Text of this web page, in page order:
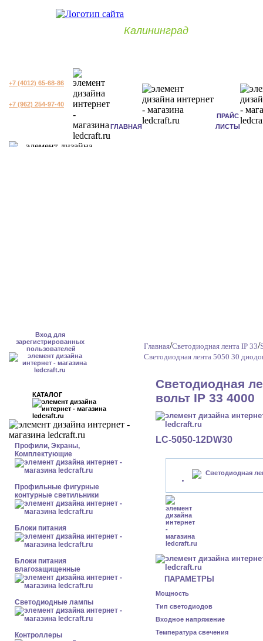
Калининград
+7 (4012) 65-68-86
+7 (962) 254-97-40
ГЛАВНАЯ
ПРАЙС
ЛИСТЫ
Вход для
зарегистрированных
пользователей
КАТАЛОГ
Профили, Экраны,
Комплектующие
Профильные фигурные
контурные светильники
Блоки питания
Блоки питания
влагозащищенные
Светодиодные лампы
Контроллеры
Главная/Светодиодная лента IP 33/
Светодиодная лента 5050 30
Светодиодная
вольт IP 33 4000
LC-5050-12DW30
ПАРАМЕТРЫ
Мощность
Тип светодиодов
Входное напряжение
Температура свечения